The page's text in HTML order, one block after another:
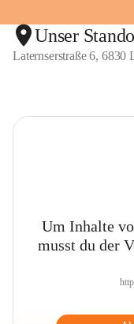
Unser
Laternserstraße 6, 6830
Um Inhalte
musst du der